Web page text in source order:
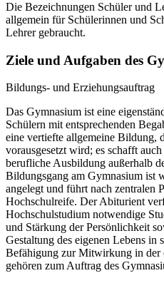
Die Bezeichnungen Schüler und
allgemein für Schülerinnen und
Lehrer gebraucht.
Ziele und Aufgaben des
Bildungs- und Erziehungsauftrag
Das Gymnasium ist eine
Schülern mit entsprechenden
eine vertiefte allgemeine Bildung,
vorausgesetzt wird; es schafft
berufliche Ausbildung außerhalb
Bildungsgang am Gymnasium ist
angelegt und führt nach zentralen
Hochschulreife. Der Abiturient
Hochschulstudium notwendige
und Stärkung der Persönlichkeit
Gestaltung des eigenen Lebens in
Befähigung zur Mitwirkung in der
gehören zum Auftrag des